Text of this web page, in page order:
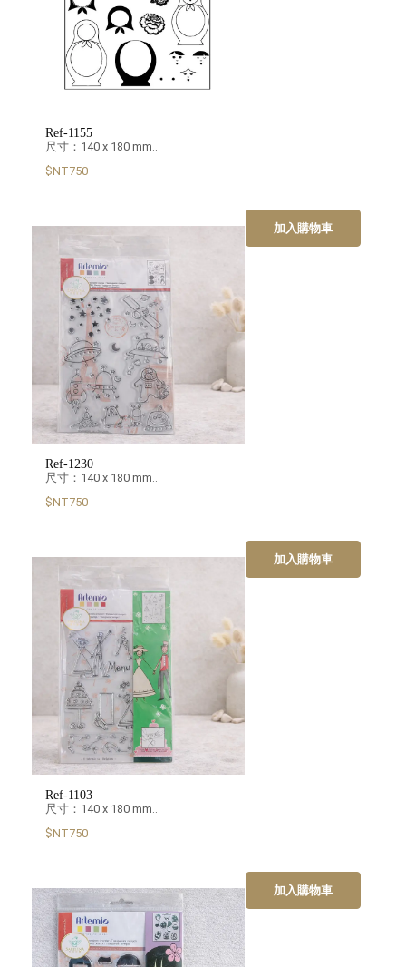
Ref-1155
尺寸：140 x 180 mm..
$NT750
加入購物車
Ref-1230
尺寸：140 x 180 mm..
$NT750
加入購物車
Ref-1103
尺寸：140 x 180 mm..
$NT750
加入購物車